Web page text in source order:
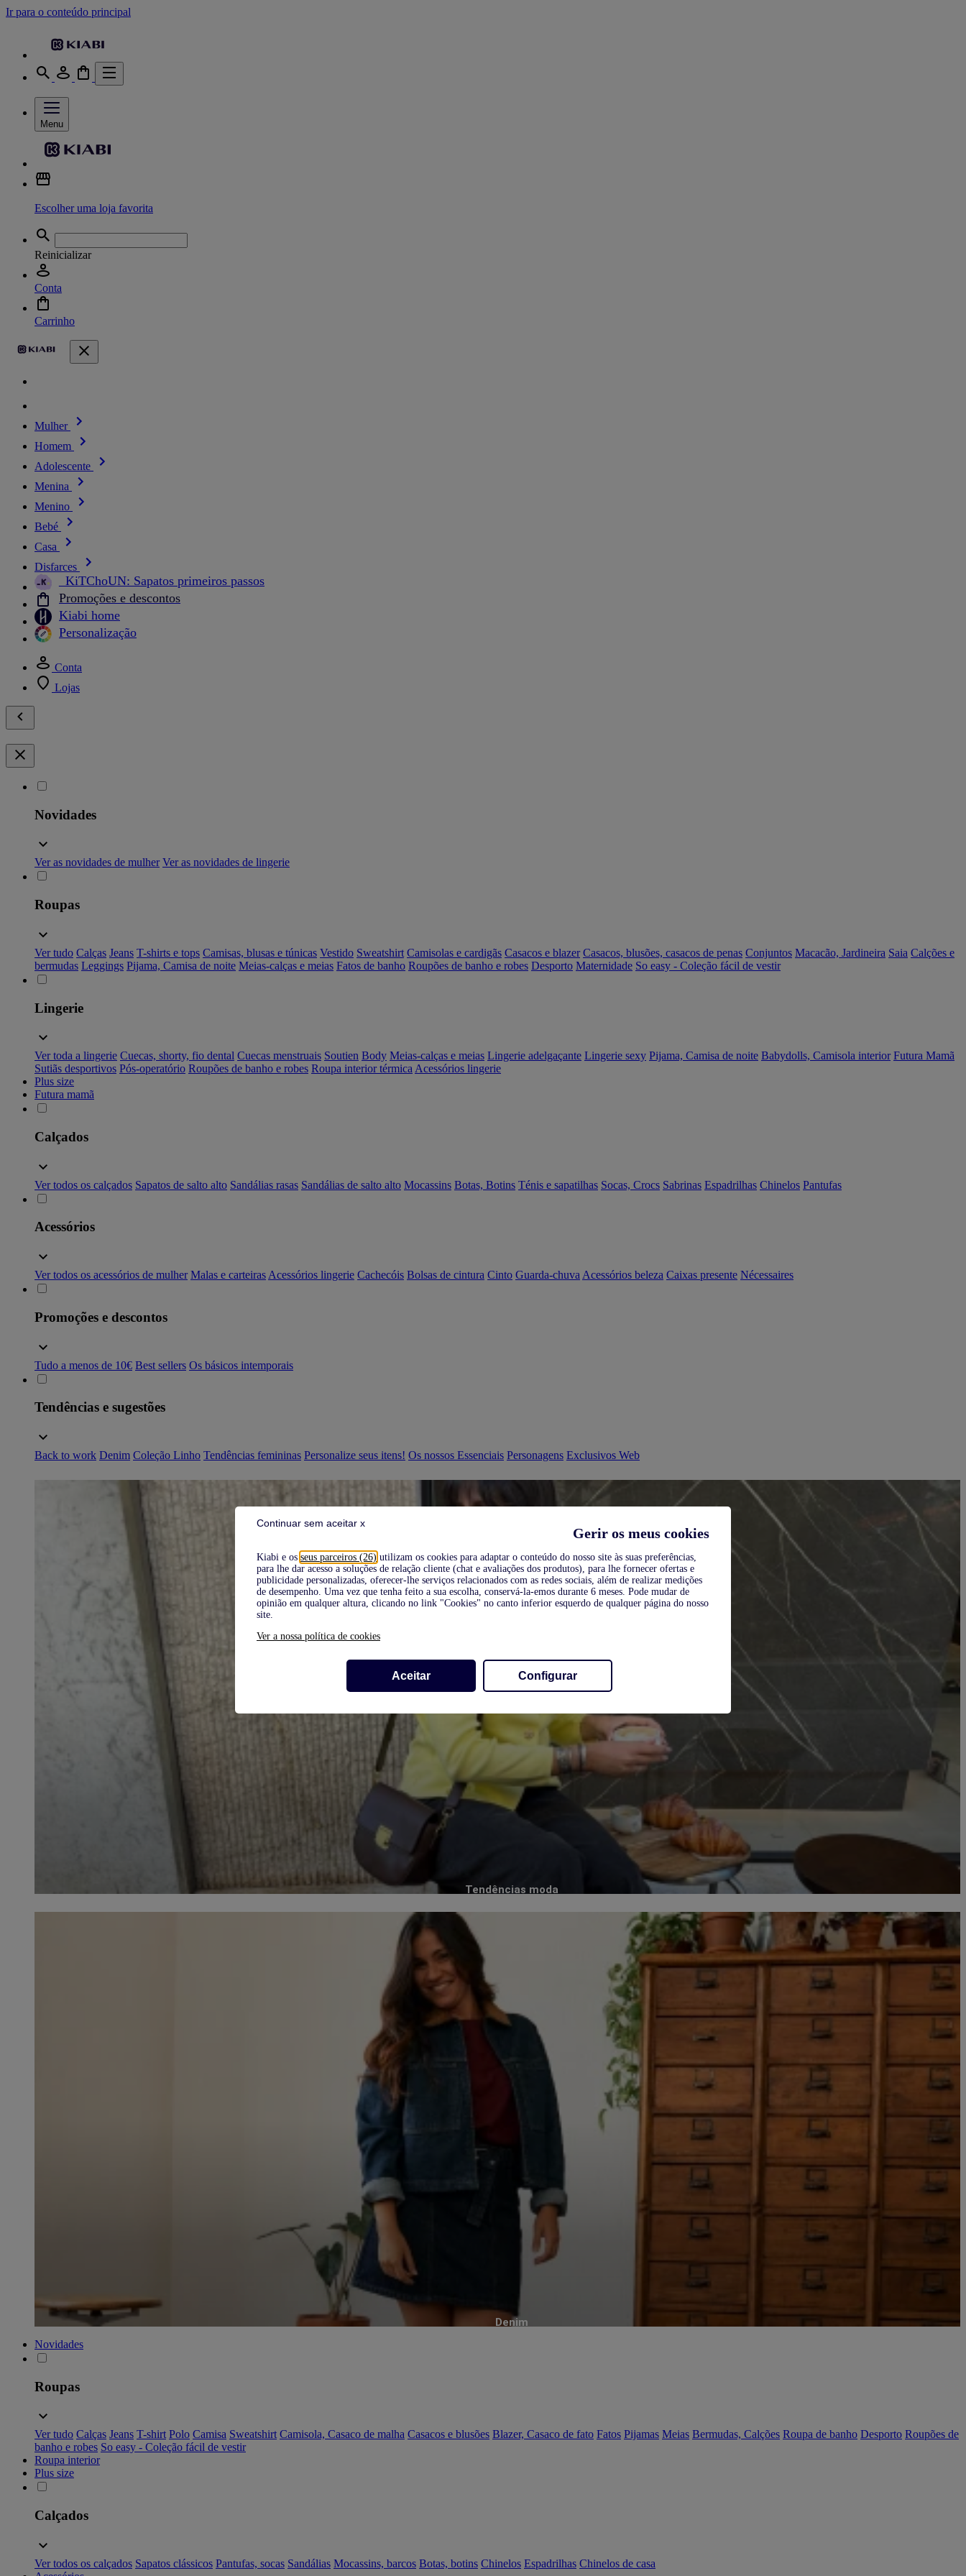
Gerir os meus cookies
Kiabi e os seus parceiros (26) utilizam os cookies para adaptar o conteúdo do nosso site às suas preferências,
para lhe dar acesso a soluções de relação cliente (chat e avaliações dos produtos), para lhe fornecer ofertas e
publicidade personalizadas, oferecer-lhe serviços relacionados com as redes sociais, além de realizar medições
de desempenho. Uma vez que tenha feito a sua escolha, conservá-la-emos durante 6 meses. Pode mudar de
opinião em qualquer altura, clicando no link "Cookies" no canto inferior esquerdo de qualquer página do nosso
site.
Ver a nossa política de cookies
Aceitar Configurar
Continuar sem aceitar x
Ir para o conteúdo principal
Menu
Escolher uma loja favorita
Reinicializar
Conta
Carrinho
Mulher
Homem
Adolescente
Menina
Menino
Bebé
Casa
Disfarces
_KiTChoUN: Sapatos primeiros passos
Promoções e descontos
Kiabi home
Personalização
Conta
Lojas
Novidades
Ver as novidades de mulher Ver as novidades de lingerie
Roupas
Ver tudo Calças Jeans T-shirts e tops Camisas, blusas e túnicas Vestido Sweatshirt Camisolas e cardigãs Casacos e blazer Casacos, blusões, casacos de penas Conjuntos Macacão, Jardineira Saia Calções e
bermudas Leggings Pijama, Camisa de noite Meias-calças e meias Fatos de banho Roupões de banho e robes Desporto Maternidade So easy - Coleção fácil de vestir
Lingerie
Ver toda a lingerie Cuecas, shorty, fio dental Cuecas menstruais Soutien Body Meias-calças e meias Lingerie adelgaçante Lingerie sexy Pijama, Camisa de noite Babydolls, Camisola interior Futura Mamã
Sutiãs desportivos Pós-operatório Roupões de banho e robes Roupa interior térmica Acessórios lingerie
Plus size
Futura mamã
Calçados
Ver todos os calçados Sapatos de salto alto Sandálias rasas Sandálias de salto alto Mocassins Botas, Botins Ténis e sapatilhas Socas, Crocs Sabrinas Espadrilhas Chinelos Pantufas
Acessórios
Ver todos os acessórios de mulher Malas e carteiras Acessórios lingerie Cachecóis Bolsas de cintura Cinto Guarda-chuva Acessórios beleza Caixas presente Nécessaires
Promoções e descontos
Tudo a menos de 10€ Best sellers Os básicos intemporais
Tendências e sugestões
Back to work Denim Coleção Linho Tendências femininas Personalize seus itens! Os nossos Essenciais Personagens Exclusivos Web
Tendências moda
Denim
Novidades
Roupas
Ver tudo Calças Jeans T-shirt Polo Camisa Sweatshirt Camisola, Casaco de malha Casacos e blusões Blazer, Casaco de fato Fatos Pijamas Meias Bermudas, Calções Roupa de banho Desporto Roupões de
banho e robes So easy - Coleção fácil de vestir
Roupa interior
Plus size
Calçados
Ver todos os calçados Sapatos clássicos Pantufas, socas Sandálias Mocassins, barcos Botas, botins Chinelos Espadrilhas Chinelos de casa